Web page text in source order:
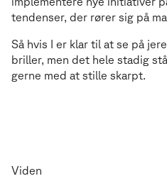
tendenser, der rører sig på
Så hvis I er klar til at se på
briller, men det hele stadig
gerne med at stille skarpt.
Viden